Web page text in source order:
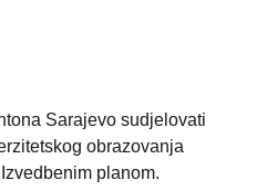
Sarajevo sudjelovati
obrazovanja
planom.